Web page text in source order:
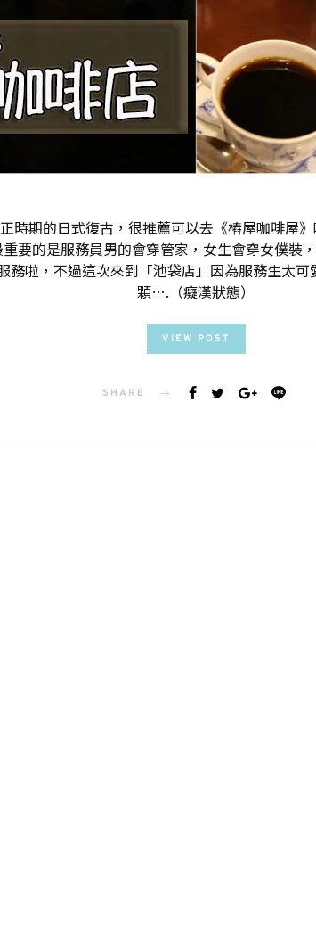
時期的日式復古，很推薦可以去《樁屋咖啡屋
要的是服務員男的會穿管家，女生會穿女僕裝
務啦，不過這次來到「池袋店」因為服務生太
顆….（癡漢狀態）
VIEW POST
SHARE